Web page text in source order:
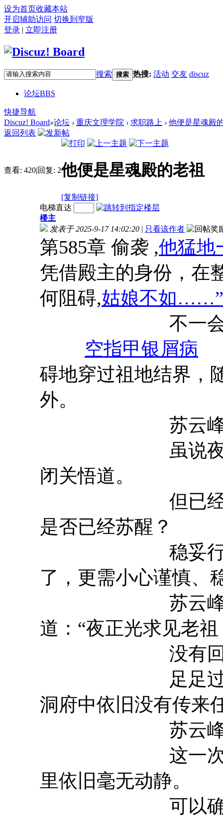
设为首页收藏本站
开启辅助访问 切换到窄版
登录 | 立即注册
搜索 搜索 热搜: 活动 交友 discuz
论坛BBS
快捷导航
Discuz! Board»论坛 › 重庆文理学院 › 求职路上 › 他便是星魂殿
返回列表
查看: 420|回复: 2他便是星魂殿的老祖
[复制链接]
电梯直达
楼主
发表于 2025-9-17 14:02:20 | 只看该作者
第585章 偷袭 ,他猛地
凭借殿主的身份，在
何阻碍,姑娘不如……”
不一会，苏云
空指甲银屑病
碍地穿过祖地结界，
外。
苏云峰并未
虽说夜正光称
闭关悟道。
但已经过去了
是否已经苏醒？
稳妥行事为上
了，更需小心谨慎、
苏云峰以夜正
道：“夜正光求见老祖
没有回
足足
洞府中依旧没有传来
苏云峰微微皱
这一次，他足
里依旧毫无动静。
可以确定，星